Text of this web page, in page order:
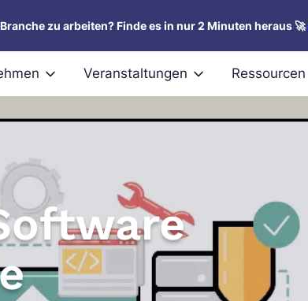
zu arbeiten? Finde es in nur 2 Minuten heraus 🚀
Veranstaltungen Ressourcen